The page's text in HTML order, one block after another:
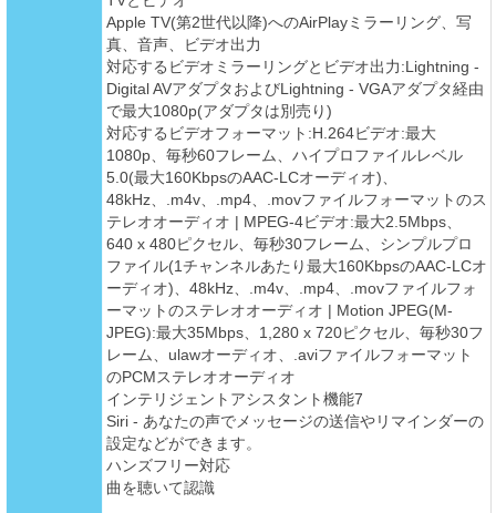
Apple TV(第2世代以降)へのAirPlayミラーリング、写
真、音声、ビデオ出力
対応するビデオミラーリングとビデオ出力:Lightning -
Digital AVアダプタおよびLightning - VGAアダプタ経由
で最大1080p(アダプタは別売り)
対応するビデオフォーマット:H.264ビデオ:最大
1080p、毎秒60フレーム、ハイプロファイルレベル
5.0(最大160KbpsのAAC-LCオーディオ)、
48kHz、.m4v、.mp4、.movファイルフォーマットのス
テレオオーディオ | MPEG-4ビデオ:最大2.5Mbps、
640 x 480ピクセル、毎秒30フレーム、シンプルプロ
ファイル(1チャンネルあたり最大160KbpsのAAC-LCオ
ーディオ)、48kHz、.m4v、.mp4、.movファイルフォ
ーマットのステレオオーディオ | Motion JPEG(M-
JPEG):最大35Mbps、1,280 x 720ピクセル、毎秒30フ
レーム、ulawオーディオ、.aviファイルフォーマット
のPCMステレオオーディオ
インテリジェントアシスタント機能7
Siri - あなたの声でメッセージの送信やリマインダーの
設定などができます。
ハンズフリー対応
曲を聴いて認識